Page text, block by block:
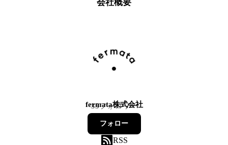
会社概要
fermata株式会社
35フォロワー
フォロー
RSS